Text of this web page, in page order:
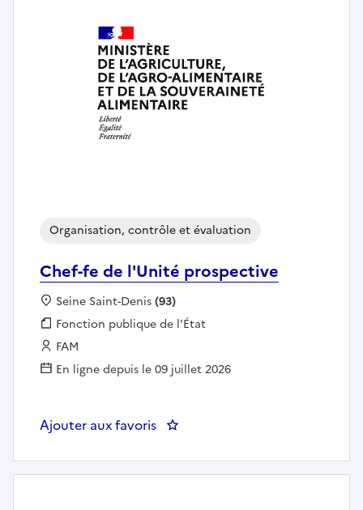
Chef-fe de l'Unité prospective
Organisation, contrôle et évaluation
Localisation :
Seine Saint-Denis(93)
Fonction publique :
Fonction publique de l'État
Employeur :
FAM
En ligne depuis le 09 juillet 2026
Ajouter aux favoris : Chef-fe de l'Unité prospective